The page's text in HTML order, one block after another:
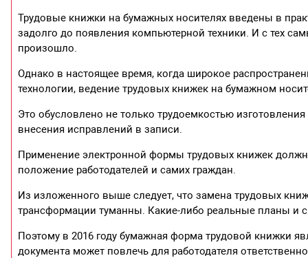
Трудовые книжки на бумажных носителях введены в
задолго до появления компьютерной техники. И с тех
произошло.
Однако в настоящее время, когда широкое
технологии, ведение трудовых книжек на бумажном
Это обусловлено не только трудоемкостью
внесения исправлений в записи.
Применение электронной формы трудовых книжек
положение работодателей и самих граждан.
Из изложенного выше следует, что замена трудовых
трансформации туманны. Какие-либо реальные планы и
Поэтому в 2016 году бумажная форма трудовой книжки
документа может повлечь для работодателя